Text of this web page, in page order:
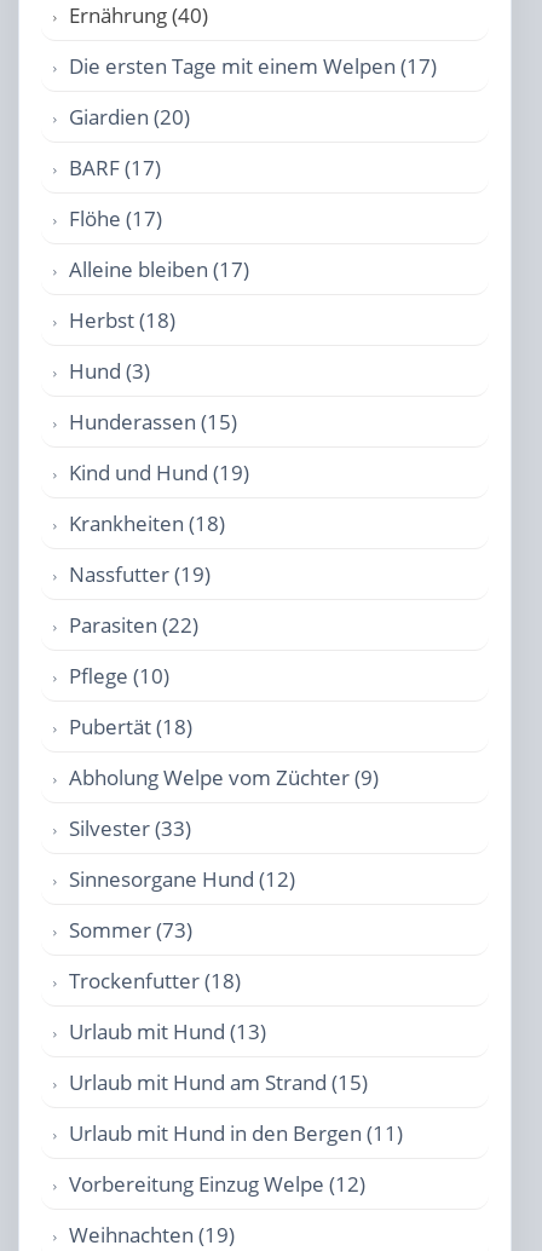
Ernährung (40)
Die ersten Tage mit einem Welpen (17)
Giardien (20)
BARF (17)
Flöhe (17)
Alleine bleiben (17)
Herbst (18)
Hund (3)
Hunderassen (15)
Kind und Hund (19)
Krankheiten (18)
Nassfutter (19)
Parasiten (22)
Pflege (10)
Pubertät (18)
Abholung Welpe vom Züchter (9)
Silvester (33)
Sinnesorgane Hund (12)
Sommer (73)
Trockenfutter (18)
Urlaub mit Hund (13)
Urlaub mit Hund am Strand (15)
Urlaub mit Hund in den Bergen (11)
Vorbereitung Einzug Welpe (12)
Weihnachten (19)